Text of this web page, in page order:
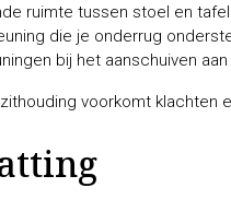
ruimte tussen stoel en
die je onderrug
bij het aanschuiven
voorkomt klachten